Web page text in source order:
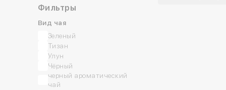
Конфеты
Фильтры
Вид чая
Зеленый
Тизан
Улун
Чёрный
черный ароматический
чай